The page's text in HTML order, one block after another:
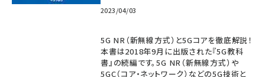
2023/04/03
5G NR（新無線方式）と5Gコアを徹底解説！
本書は2018年9月に出版された『5G教科
書』の続編です。5G NR（新無線方式）や
5GC（コア・ネットワーク）などの5G技術と